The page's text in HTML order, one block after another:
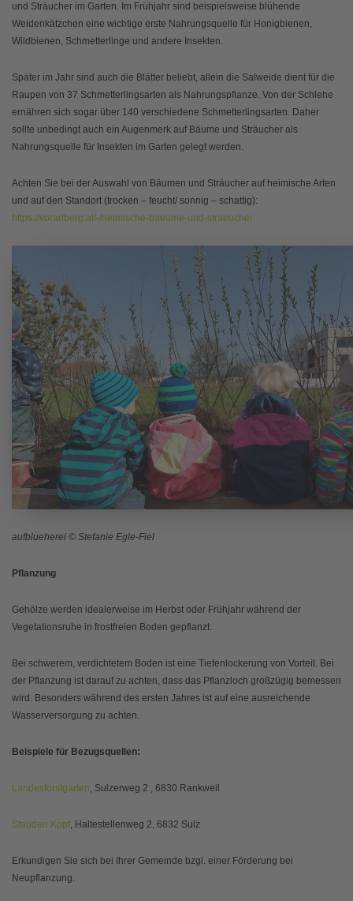
und Sträucher im Garten. Im Frühjahr sind beispielsweise blühende
Weidenkätzchen eine wichtige erste Nahrungsquelle für Honigbienen,
Wildbienen, Schmetterlinge und andere Insekten.
Später im Jahr sind auch die Blätter beliebt, allein die Salweide dient für die
Raupen von 37 Schmetterlingsarten als Nahrungspflanze. Von der Schlehe
ernähren sich sogar über 140 verschiedene Schmetterlingsarten. Daher
sollte unbedingt auch ein Augenmerk auf Bäume und Sträucher als
Nahrungsquelle für Insekten im Garten gelegt werden.
Achten Sie bei der Auswahl von Bäumen und Sträucher auf heimische Arten
und auf den Standort (trocken – feucht/ sonnig – schattig):
https://vorarlberg.at/-/heimische-baeume-und-straeucher
aufblueherei © Stefanie Egle-Fiel
Pflanzung
Gehölze werden idealerweise im Herbst oder Frühjahr während der
Vegetationsruhe in frostfreien Boden gepflanzt.
Bei schwerem, verdichtetem Boden ist eine Tiefenlockerung von Vorteil. Bei
der Pflanzung ist darauf zu achten, dass das Pflanzloch großzügig bemessen
wird. Besonders während des ersten Jahres ist auf eine ausreichende
Wasserversorgung zu achten.
Beispiele für Bezugsquellen:
Landesforstgarten , Sulzerweg 2 , 6830 Rankweil
Stauden Kopf , Haltestellenweg 2, 6832 Sulz
Erkundigen Sie sich bei Ihrer Gemeinde bzgl. einer Förderung bei
Neupflanzung.